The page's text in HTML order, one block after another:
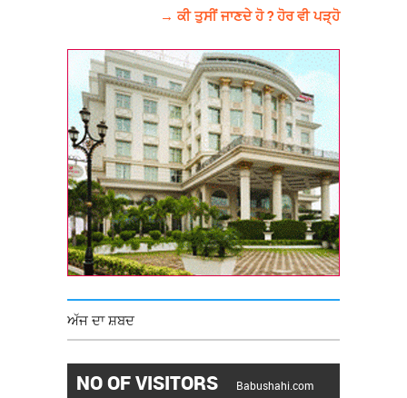
→ ਕੀ ਤੁਸੀਂ ਜਾਣਦੇ ਹੋ ? ਹੋਰ ਵੀ ਪੜ੍ਹੋ
ਅੱਜ ਦਾ ਸ਼ਬਦ
NO OF VISITORS Babushahi.com